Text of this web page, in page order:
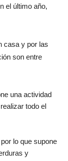
el último año,
casa y por las
son entre
una actividad
todo el
lo que supone
y